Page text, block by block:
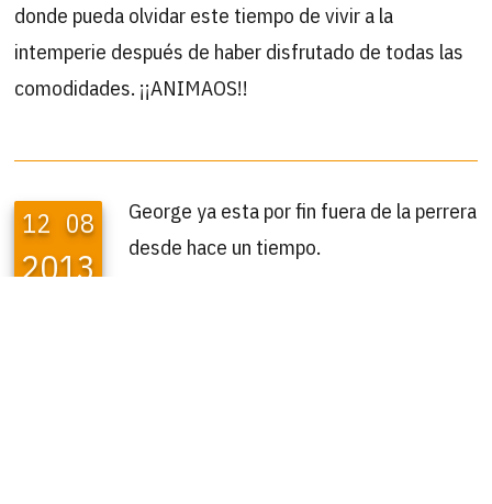
donde pueda olvidar este tiempo de vivir a la
intemperie después de haber disfrutado de todas las
comodidades. ¡¡ANIMAOS!!
12 08
2013
George ya esta por fin fuera de la perrera
desde hace un tiempo.